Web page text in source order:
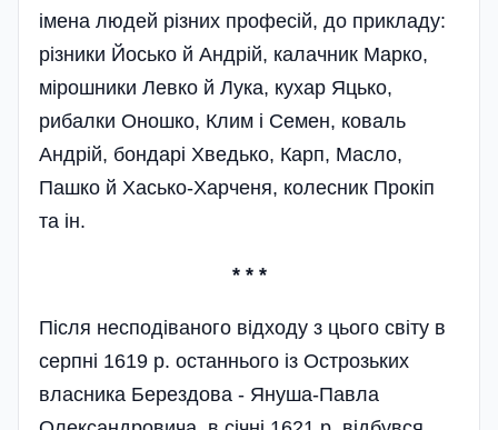
імена людей різних професій, до прикладу:
різники Йосько й Андрій, калачник Марко,
мірошники Левко й Лука, кухар Яцько,
рибалки Оношко, Клим і Семен, коваль
Андрій, бондарі Хведько, Карп, Масло,
Пашко й Хасько-Харченя, колесник Прокіп
та ін.
* * *
Після несподіваного відходу з цього світу в
серпні 1619 р. останнього із Острозьких
власника Берездова - Януша-Павла